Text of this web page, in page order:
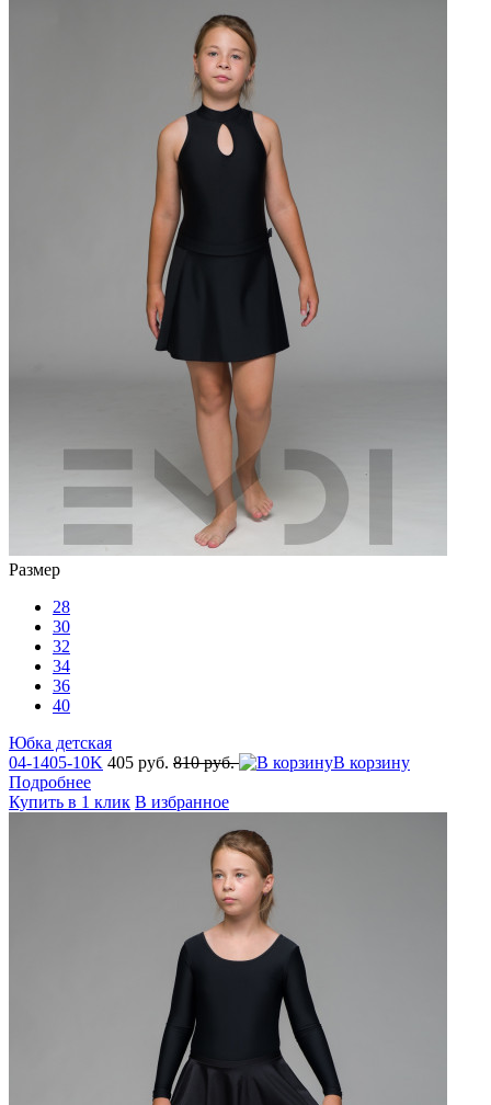
Размер
28
30
32
34
36
40
Юбка детская
04-1405-10K 405 руб. 810 руб.
В корзину
Подробнее
Купить в 1 клик В избранное